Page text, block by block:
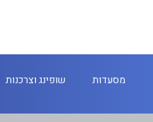
מסעדות שופינג וצרכנות